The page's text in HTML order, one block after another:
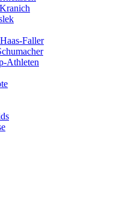
Faller
Athleten